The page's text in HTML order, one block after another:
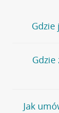
Gdzie
Jeśli
stronę
wygodna
oddziałów
Bank Credit
telefonu do
Jak